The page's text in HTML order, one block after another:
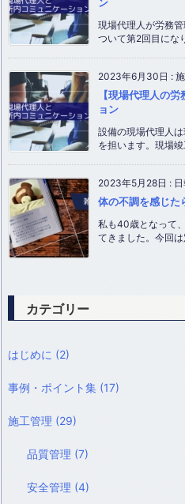
現場代理人が労務
ついて第2回目にな
2023年6月30日 :
【現場代理人の
ョン
設備の現場代理人
を担います。現場
2023年5月28日 :
体の不調を感じた
私も40歳となって
てきました。今回
カテゴリー
はじめに (2)
事例・ポイント集 (17)
施工管理 (29)
品質管理 (7)
安全管理 (4)